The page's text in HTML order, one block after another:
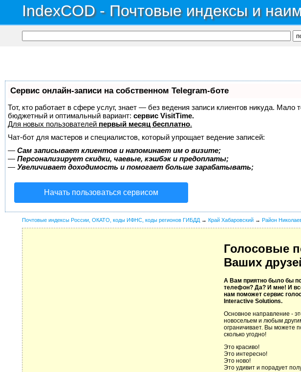
IndexCOD - Почтовые индексы и
Сервис онлайн-записи на собственном Telegram-боте
Тот, кто работает в сфере услуг, знает — без ведения записи клиентов никуда.
бюджетный и оптимальный вариант: сервис VisitTime.
Для новых пользователей первый месяц бесплатно.
Чат-бот для мастеров и специалистов, который упрощает ведение записей:
— Сам записывает клиентов и напоминает им о визите;
— Персонализирует скидки, чаевые, кэшбэк и предоплаты;
— Увеличивает доходимость и помогает больше зарабатывать;
Начать пользоваться сервисом
Почтовые индексы России, ОКАТО, коды ИФНС, коды регионов ГИБДД → Край Хабаровский → Район
Голосовые
Ваших
А Вам приятно было бы
телефон? Да? И мне! И
нам поможет сервис
Interactive Solutions.
Основное направление -
новосельем и любым
ограничивает. Вы можете
сколько угодно!
Это красиво!
Это интересно!
Это ново!
Это удивит и порадует